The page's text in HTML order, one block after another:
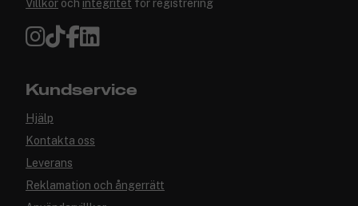
Villkor och integritet för registrering
Kundservice
Hjälp
Kontakta oss
Leverans
Reklamation och ångerrätt